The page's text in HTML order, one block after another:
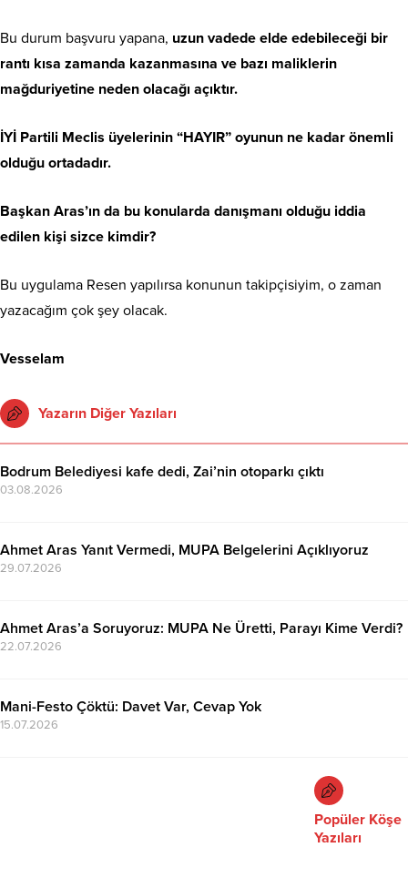
Bu durum başvuru yapana, uzun vadede elde edebileceği bir
rantı kısa zamanda kazanmasına ve bazı maliklerin
mağduriyetine neden olacağı açıktır.
İYİ Partili Meclis üyelerinin “HAYIR” oyunun ne kadar önemli
olduğu ortadadır.
Başkan Aras’ın da bu konularda danışmanı olduğu iddia
edilen kişi sizce kimdir?
Bu uygulama Resen yapılırsa konunun takipçisiyim, o zaman
yazacağım çok şey olacak.
Vesselam
Yazarın Diğer Yazıları
Bodrum Belediyesi kafe dedi, Zai’nin otoparkı çıktı
03.08.2026
Ahmet Aras Yanıt Vermedi, MUPA Belgelerini Açıklıyoruz
29.07.2026
Ahmet Aras’a Soruyoruz: MUPA Ne Üretti, Parayı Kime Verdi?
22.07.2026
Mani-Festo Çöktü: Davet Var, Cevap Yok
15.07.2026
Popüler Köşe
Yazıları